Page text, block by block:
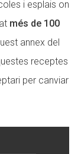
i esplais on
més de 100
annex del
receptes
per canviar